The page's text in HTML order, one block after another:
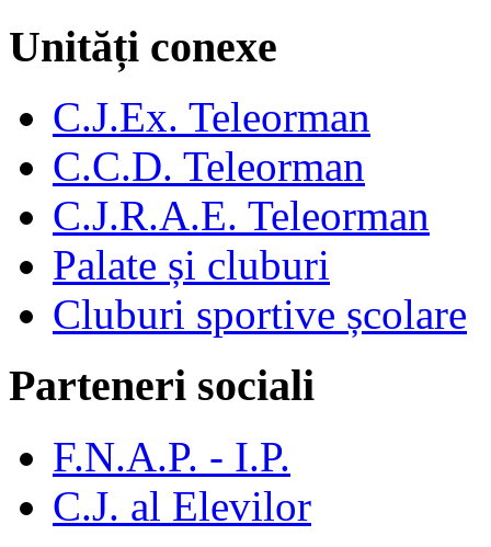
Unități conexe
C.J.Ex. Teleorman
C.C.D. Teleorman
C.J.R.A.E. Teleorman
Palate și cluburi
Cluburi sportive școlare
Parteneri sociali
F.N.A.P. - I.P.
C.J. al Elevilor